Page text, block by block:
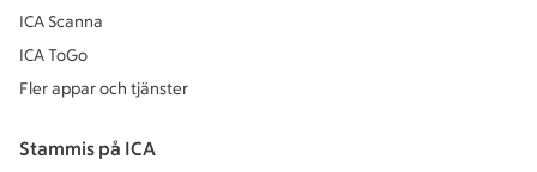
ICA Scanna
ICA ToGo
Fler appar och tjänster
Stammis på ICA